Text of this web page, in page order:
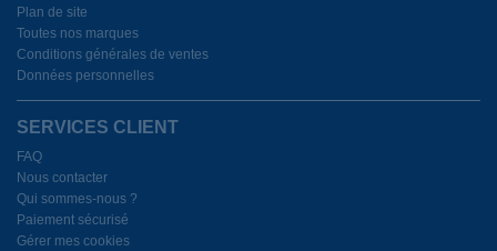
Plan de site
Toutes nos marques
Conditions générales de ventes
Données personnelles
SERVICES CLIENT
FAQ
Nous contacter
Qui sommes-nous ?
Paiement sécurisé
Gérer mes cookies